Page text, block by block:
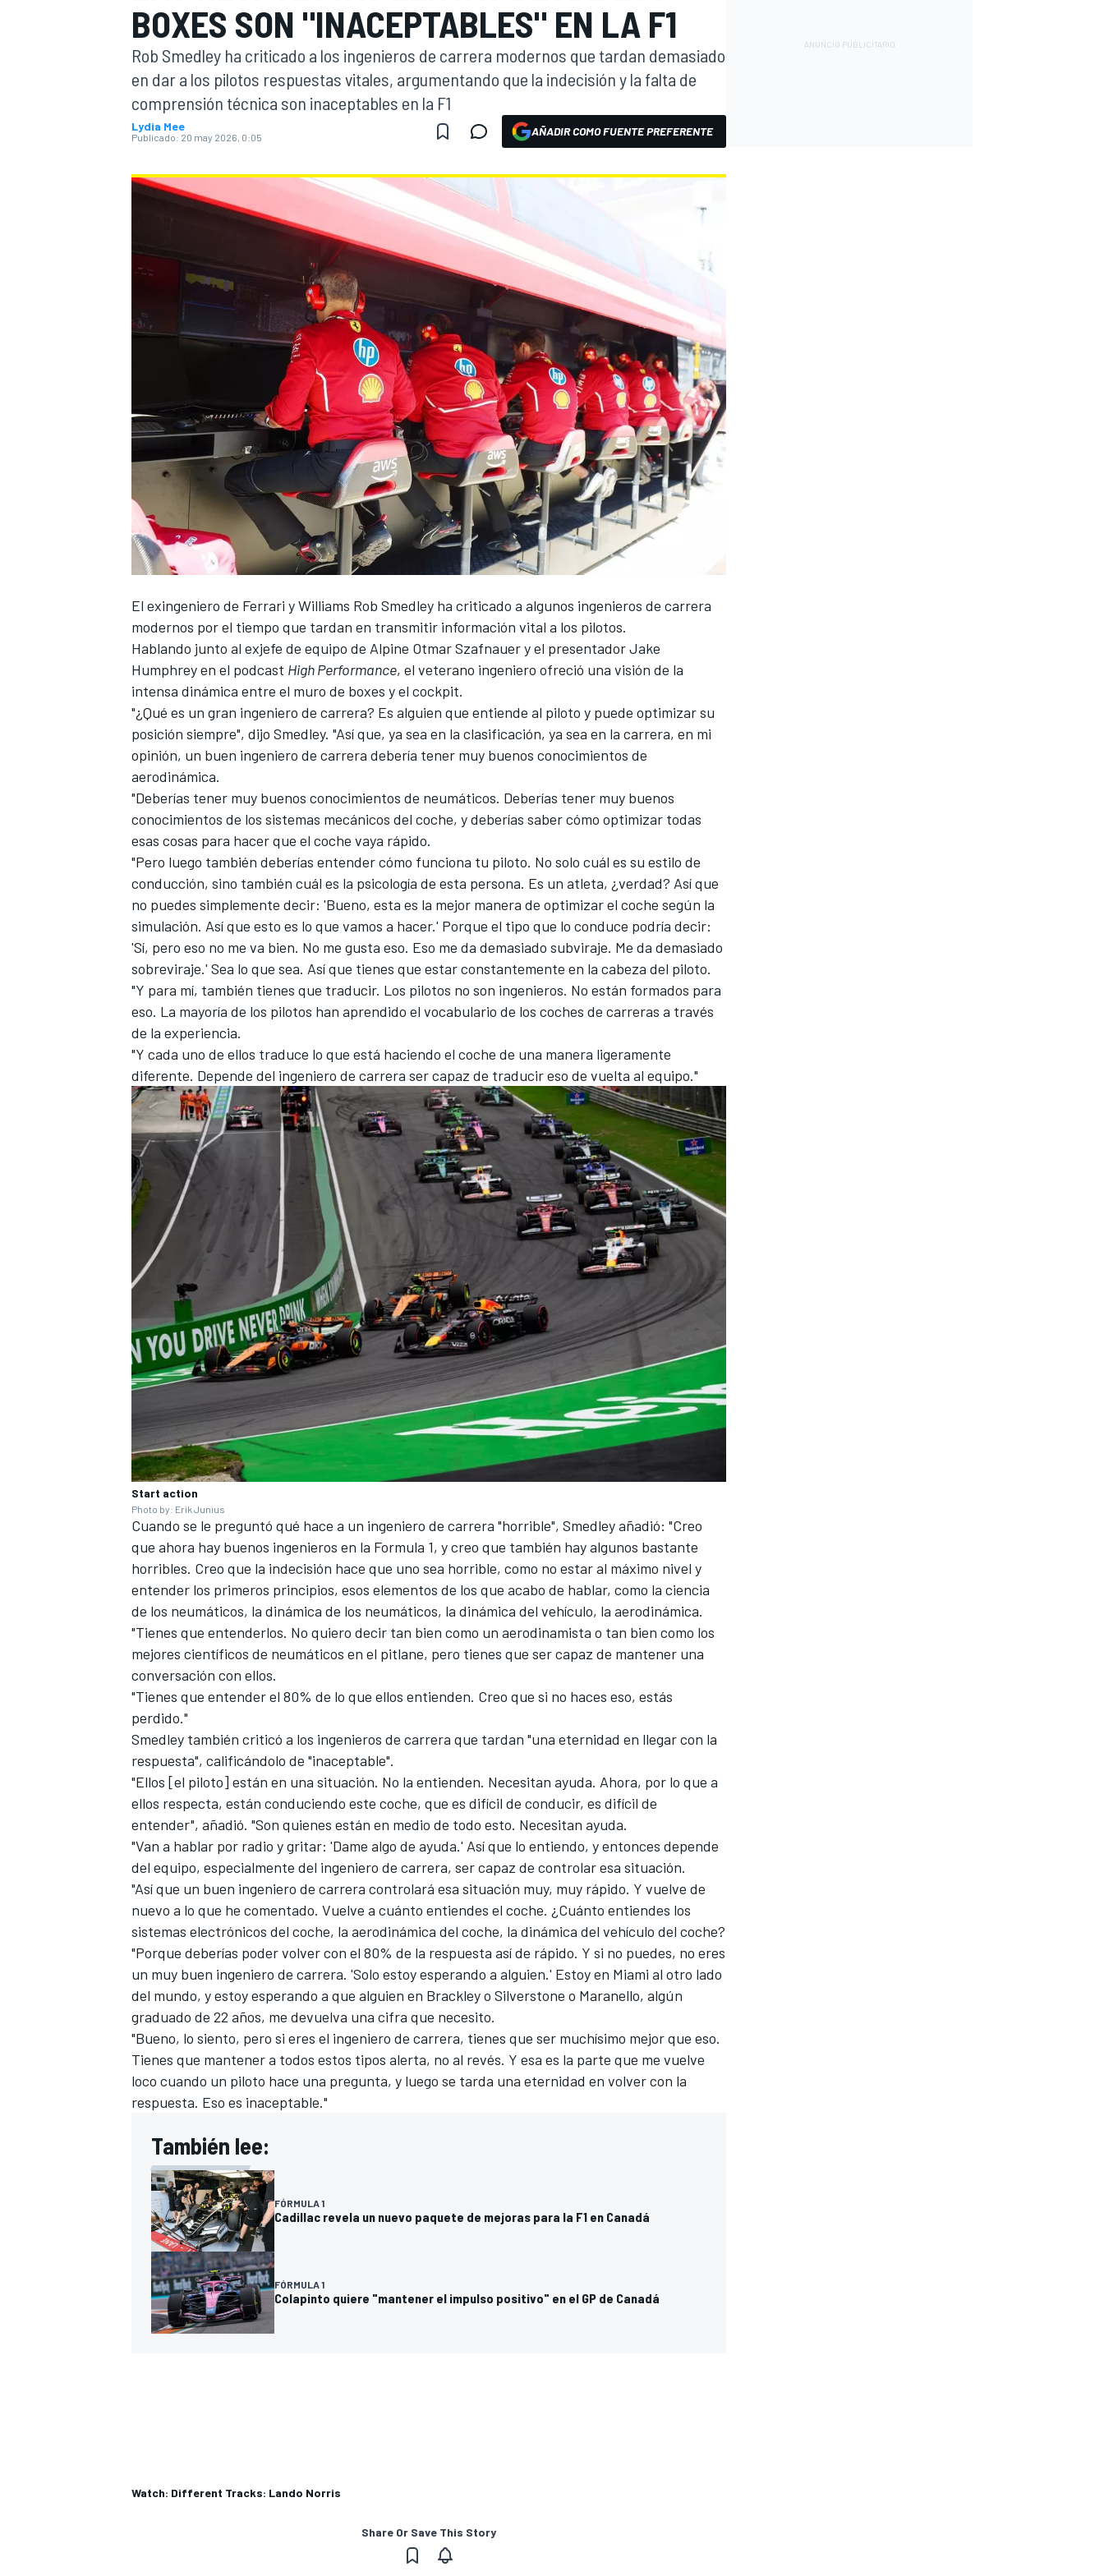
FÓRMULA E MOTO
NASCARINDYCARSPORTSCARRALLYTURISMO
BOXES SON "INACEPTABLES" EN LA F1
Rob Smedley ha criticado a los ingenieros de carrera modernos que tardan demasiado
en dar a los pilotos respuestas vitales, argumentando que la indecisión y la falta de
comprensión técnica son inaceptables en la F1
Lydia Mee
Publicado: 20 may 2026, 0:05 AÑADIR COMO FUENTE PREFERENTE
El exingeniero de Ferrari yWilliams Rob Smedley ha criticado a algunos ingenieros de carrera
modernos por el tiempo que tardan en transmitir información vital a los pilotos.
Hablando junto al exjefe de equipo de Alpine Otmar Szafnauer y el presentador Jake
Humphrey en el podcast High Performance, el veterano ingeniero ofreció una visión de la
intensa dinámica entre el muro de boxes y el cockpit.
"¿Qué es un gran ingeniero de carrera? Es alguien que entiende al piloto y puede optimizar su
posición siempre", dijo Smedley. "Así que, ya sea en la clasificación, ya sea en la carrera, en mi
opinión, un buen ingeniero de carrera debería tener muy buenos conocimientos de
aerodinámica.
"Deberías tener muy buenos conocimientos de neumáticos. Deberías tener muy buenos
conocimientos de los sistemas mecánicos del coche, y deberías saber cómo optimizar todas
esas cosas para hacer que el coche vaya rápido.
"Pero luego también deberías entender cómo funciona tu piloto. No solo cuál es su estilo de
conducción, sino también cuál es la psicología de esta persona. Es un atleta, ¿verdad? Así que
no puedes simplemente decir: 'Bueno, esta es la mejor manera de optimizar el coche según la
simulación. Así que esto es lo que vamos a hacer.' Porque el tipo que lo conduce podría decir:
'Sí, pero eso no me va bien. No me gusta eso. Eso me da demasiado subviraje. Me da demasiado
sobreviraje.' Sea lo que sea. Así que tienes que estar constantemente en la cabeza del piloto.
"Y para mí, también tienes que traducir. Los pilotos no son ingenieros. No están formados para
eso. La mayoría de los pilotos han aprendido el vocabulario de los coches de carreras a través
de la experiencia.
"Y cada uno de ellos traduce lo que está haciendo el coche de una manera ligeramente
diferente. Depende del ingeniero de carrera ser capaz de traducir eso de vuelta al equipo."
Start action
Photo by: Erik Junius
Cuando se le preguntó qué hace a un ingeniero de carrera "horrible", Smedley añadió: "Creo
que ahora hay buenos ingenieros en la Formula 1, y creo que también hay algunos bastante
horribles. Creo que la indecisión hace que uno sea horrible, como no estar al máximo nivel y
entender los primeros principios, esos elementos de los que acabo de hablar, como la ciencia
de los neumáticos, la dinámica de los neumáticos, la dinámica del vehículo, la aerodinámica.
"Tienes que entenderlos. No quiero decir tan bien como un aerodinamista o tan bien como los
mejores científicos de neumáticos en el pitlane, pero tienes que ser capaz de mantener una
conversación con ellos.
"Tienes que entender el 80% de lo que ellos entienden. Creo que si no haces eso, estás
perdido."
Smedley también criticó a los ingenieros de carrera que tardan "una eternidad en llegar con la
respuesta", calificándolo de "inaceptable".
"Ellos [el piloto] están en una situación. No la entienden. Necesitan ayuda. Ahora, por lo que a
ellos respecta, están conduciendo este coche, que es difícil de conducir, es difícil de
entender", añadió. "Son quienes están en medio de todo esto. Necesitan ayuda.
"Van a hablar por radio y gritar: 'Dame algo de ayuda.' Así que lo entiendo, y entonces depende
del equipo, especialmente del ingeniero de carrera, ser capaz de controlar esa situación.
"Así que un buen ingeniero de carrera controlará esa situación muy, muy rápido. Y vuelve de
nuevo a lo que he comentado. Vuelve a cuánto entiendes el coche. ¿Cuánto entiendes los
sistemas electrónicos del coche, la aerodinámica del coche, la dinámica del vehículo del coche?
"Porque deberías poder volver con el 80% de la respuesta así de rápido. Y si no puedes, no eres
un muy buen ingeniero de carrera. 'Solo estoy esperando a alguien.' Estoy en Miami al otro lado
del mundo, y estoy esperando a que alguien en Brackley o Silverstone o Maranello, algún
graduado de 22 años, me devuelva una cifra que necesito.
"Bueno, lo siento, pero si eres el ingeniero de carrera, tienes que ser muchísimo mejor que eso.
Tienes que mantener a todos estos tipos alerta, no al revés. Y esa es la parte que me vuelve
loco cuando un piloto hace una pregunta, y luego se tarda una eternidad en volver con la
respuesta. Eso es inaceptable."
También lee:
FÓRMULA 1
Cadillac revela un nuevo paquete de mejoras para la F1 en Canadá
FÓRMULA 1
Colapinto quiere "mantener el impulso positivo" en el GP de Canadá
Watch: Different Tracks: Lando Norris
Share Or Save This Story